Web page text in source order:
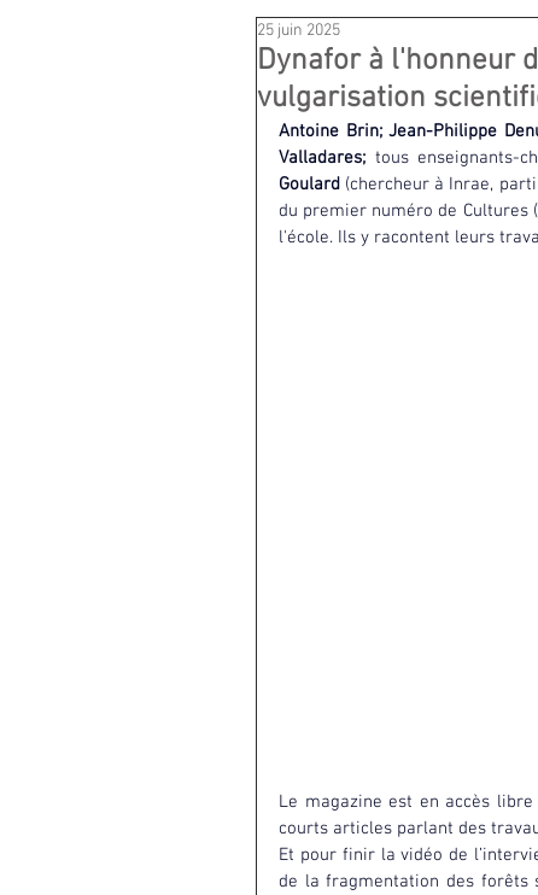
Dynafor à l'honneur
vulgarisation
25 juin 2025
Antoine Brin; Jean-Philippe
Valladares; tous enseignants-
Goulard (chercheur à Inrae,
du premier numéro de Cultures
l'école. Ils y racontent leurs
Le magazine est en accès
courts articles parlant des
Et pour finir la vidéo de
de la fragmentation des forêts